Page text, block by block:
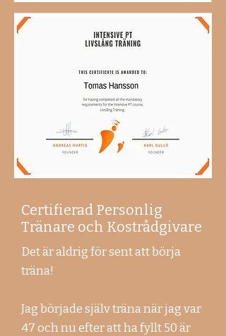
Certifierad Personlig
Tränare och Kostrådgivare
Det är aldrig för sent att börja
träna!
Jag började själv träna när jag var
47 och nu efter att ha fyllt 50 är